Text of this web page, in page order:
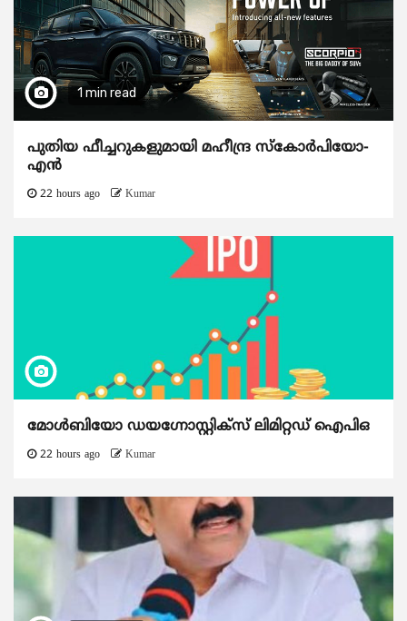
1 min read
പുതിയ ഫീച്ചറുകളുമായി മഹീന്ദ്ര സ്കോർപിയോ-
എൻ
22 hours ago Kumar
മോൾബിയോ ഡയഗ്നോസ്റ്റിക്സ് ലിമിറ്റഡ് ഐപിഒ
22 hours ago Kumar